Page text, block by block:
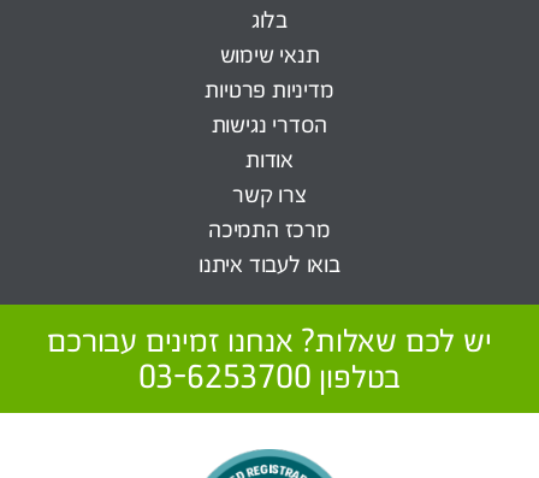
בלוג
תנאי שימוש
מדיניות פרטיות
הסדרי נגישות
אודות
צרו קשר
מרכז התמיכה
בואו לעבוד איתנו
יש לכם שאלות? אנחנו זמינים עבורכם
בטלפון 03-6253700